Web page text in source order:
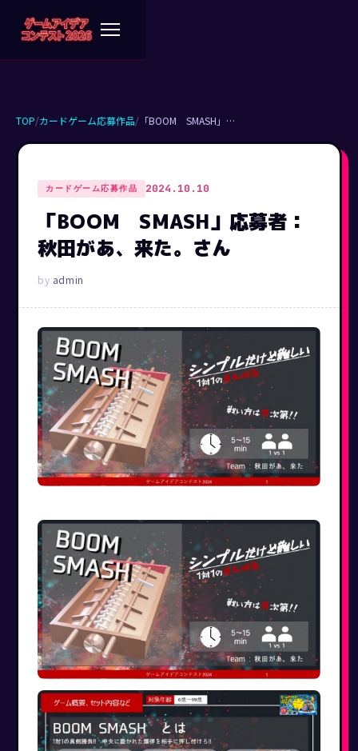
TOP/カードゲーム応募作品/ 「BOOM SMASH」…
カードゲーム応募作品 2024.10.10
「BOOM SMASH」応募者：
秋田があ、来た。さん
admin